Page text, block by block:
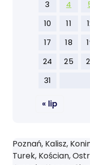
3
4
10
11
17
18
24
25
31
« lip
Poznań, Kalisz,
Turek, Kościan,